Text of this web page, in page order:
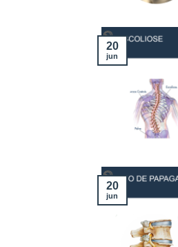
20
jun
20
jun